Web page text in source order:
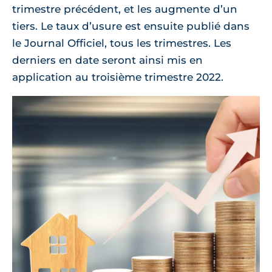
trimestre précédent, et les augmente d’un
tiers. Le taux d’usure est ensuite publié dans
le Journal Officiel, tous les trimestres. Les
derniers en date seront ainsi mis en
application au troisième trimestre 2022.